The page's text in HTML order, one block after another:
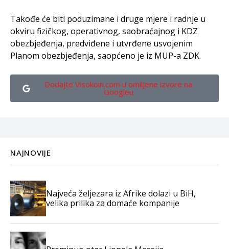
Takođe će biti poduzimane i druge mjere i radnje u
okviru fizičkog, operativnog, saobraćajnog i KDZ
obezbjeđenja, predviđene i utvrđene usvojenim
Planom obezbjeđenja, saopćeno je iz MUP-a ZDK.
Dodajte Visokoin.com u omiljene izvore na
Googleu
NAJNOVIJE
Najveća željezara iz Afrike dolazi u BiH,
velika prilika za domaće kompanije